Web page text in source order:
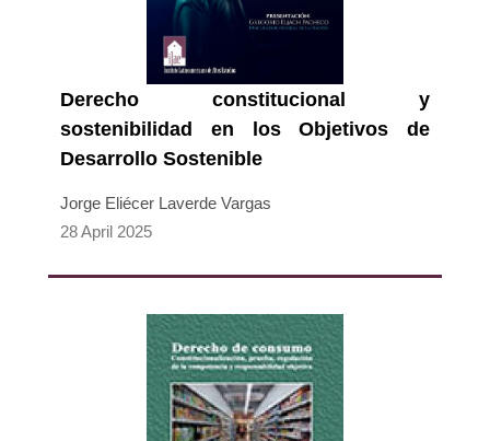
Derecho constitucional y
sostenibilidad en los Objetivos de
Desarrollo Sostenible
Jorge Eliécer Laverde Vargas
28 April 2025